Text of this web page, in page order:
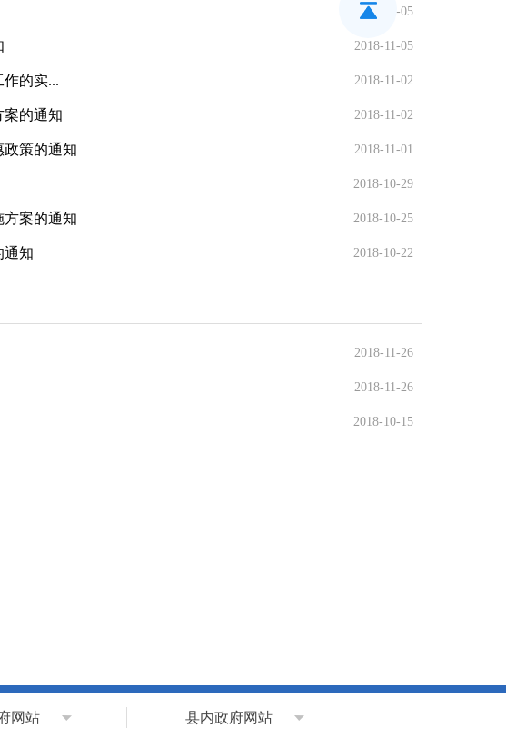
2018-11-05
2018-11-05
的实... 2018-11-02
案的通知 2018-11-02
策的通知 2018-11-01
2018-10-29
案的通知 2018-10-25
通知 2018-10-22
2018-11-26
2018-11-26
2018-10-15
网站 县内政府网站